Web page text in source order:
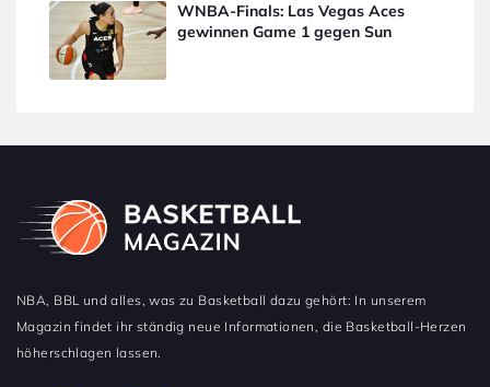
WNBA-Finals: Las Vegas Aces
gewinnen Game 1 gegen Sun
NBA, BBL und alles, was zu Basketball dazu gehört: In unserem
Magazin findet ihr ständig neue Informationen, die Basketball-Herzen
höherschlagen lassen.